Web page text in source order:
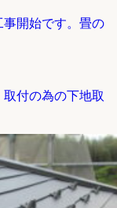
開始です。畳の
付の為の下地取